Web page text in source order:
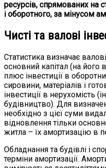
ресурсів, спрямованих на
і оборотного, за мінусом
Чисті та валові
Статистика визначає
основний капітал (на його
плюс інвестиції в
сировини, матеріалів і
інвестиції в нерухомість
будівництво). Для
необхідно з цієї суми
відновлення тільки
житла – їх амортизацію в
Обладнання та будівлі і
терміни амортизації.